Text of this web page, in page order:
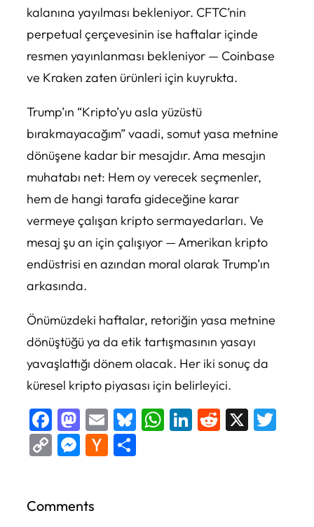
kalanına yayılması bekleniyor. CFTC’nin
perpetual çerçevesinin ise haftalar içinde
resmen yayınlanması bekleniyor — Coinbase
ve Kraken zaten ürünleri için kuyrukta.
Trump’ın “Kripto’yu asla yüzüstü
bırakmayacağım” vaadi, somut yasa metnine
dönüşene kadar bir mesajdır. Ama mesajın
muhatabı net: Hem oy verecek seçmenler,
hem de hangi tarafa gideceğine karar
vermeye çalışan kripto sermayedarları. Ve
mesaj şu an için çalışıyor — Amerikan kripto
endüstrisi en azından moral olarak Trump’ın
arkasında.
Önümüzdeki haftalar, retoriğin yasa metnine
dönüştüğü ya da etik tartışmasının yasayı
yavaşlattığı dönem olacak. Her iki sonuç da
küresel kripto piyasası için belirleyici.
Facebook
Mastodon
EmailBluesky
WhatsApp
LinkedIn
Reddit
X
CopyMessenger
Hacker
Comments